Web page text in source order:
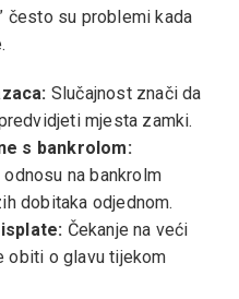
često su problemi kada
Slučajnost znači da
mjesta zamki.
s bankrolom:
na bankrolm
dobitaka odjednom.
Čekanje na veći
obiti o glavu tijekom